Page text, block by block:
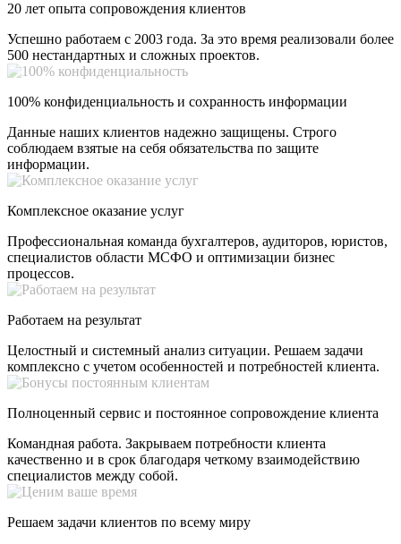
20 лет опыта сопровождения клиентов
Успешно работаем с 2003 года. За это время реализовали более
500 нестандартных и сложных проектов.
100% конфиденциальность и сохранность информации
Данные наших клиентов надежно защищены. Строго
соблюдаем взятые на себя обязательства по защите
информации.
Комплексное оказание услуг
Профессиональная команда бухгалтеров, аудиторов, юристов,
специалистов области МСФО и оптимизации бизнес
процессов.
Работаем на результат
Целостный и системный анализ ситуации. Решаем задачи
комплексно с учетом особенностей и потребностей клиента.
Полноценный сервис и постоянное сопровождение клиента
Командная работа. Закрываем потребности клиента
качественно и в срок благодаря четкому взаимодействию
специалистов между собой.
Решаем задачи клиентов по всему миру